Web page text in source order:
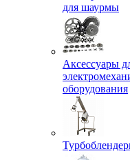
для шаурмы
Аксессуары
оборудования